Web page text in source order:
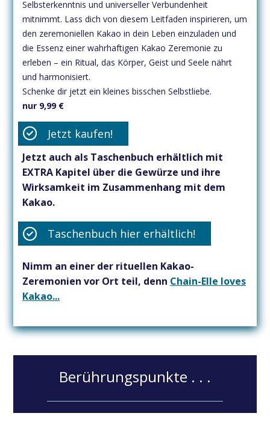
Selbsterkenntnis und universeller Verbundenheit
mitnimmt. Lass dich von diesem Leitfaden inspirieren, um
den zeremoniellen Kakao in dein Leben einzuladen und
die Essenz einer wahrhaftigen Kakao Zeremonie zu
erleben – ein Ritual, das Körper, Geist und Seele nährt
und harmonisiert.
Schenke dir jetzt ein kleines bisschen Selbstliebe.
nur 9,99 €
Jetzt kaufen!
Jetzt auch als Taschenbuch erhältlich mit
EXTRA Kapitel über die Gewürze und ihre
Wirksamkeit im Zusammenhang mit dem
Kakao.
Taschenbuch hier erhältlich!
Nimm an einer der rituellen Kakao-
Zeremonien vor Ort teil, denn Chain-Elle loves
Kakao...
Berührungspunkte . . .